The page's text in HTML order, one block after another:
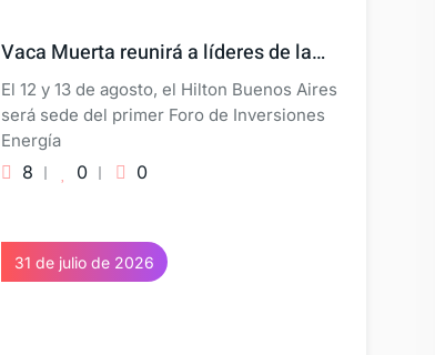
Vaca Muerta reunirá a líderes de la…
El 12 y 13 de agosto, el Hilton Buenos Aires
será sede del primer Foro de Inversiones
Energía
8 0 0
31 de julio de 2026